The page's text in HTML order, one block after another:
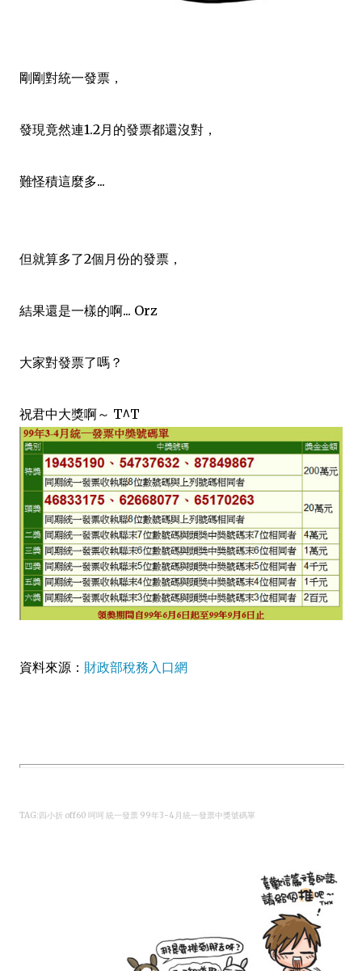
剛剛對統一發票，
發現竟然連1.2月的發票都還沒對，
難怪積這麼多...
但就算多了2個月份的發票，
結果還是一樣的啊... Orz
大家對發票了嗎？
祝君中大獎啊～ T^T
資料來源： 財政部稅務入口網
TAG:四小折 off60 呵呵 統一發票 99年3-4月統一發票中獎號碼單